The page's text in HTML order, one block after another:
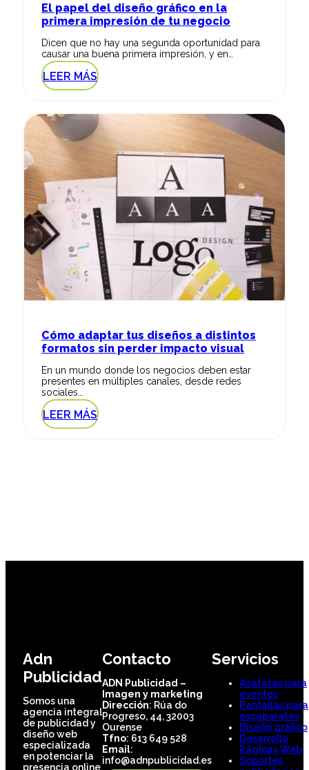
El papel del diseño gráfico en la
primera impresión de tu negocio
Dicen que no hay una segunda oportunidad para
causar una buena primera impresión, y en…
LEER MÁS
Cómo adaptar tus diseños a distintos
formatos sin perder impacto visual
En un mundo donde los negocios deben estar
presentes en múltiples canales, desde redes
sociales…
LEER MÁS
Adn
Publicidad
Somos una
agencia integral
de publicidad y
diseño web
especializada
en potenciar la
presencia online
Contacto
ADN Publicidad –
Imagen y marketing
Dirección: Rúa do
Progreso, 44, 32003
Ourense
Tfno: 613 649 528
Email:
info@adnpublicidad.es
Servicios
Azafatas para
eventos
Pantallas para
escaparates
Diseño gráfico
Desarrollo
Páginas Web
Soportes